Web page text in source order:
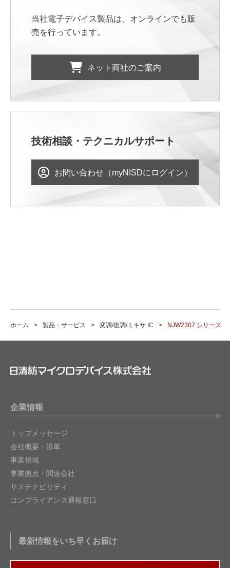
当社電子デバイス製品は、オンラインでも販
売を行っています。
ネット商社のご案内
技術相談・テクニカルサポート
お問い合わせ（myNISDにログイン）
ホーム 製品・サービス 変調/復調/ミキサ IC NJW2307 シリーズ
企業情報
トップメッセージ
会社概要・沿革
事業領域
事業拠点・関連会社
サステナビリティ
コンプライアンス通報窓口
最新情報をいち早くお届け